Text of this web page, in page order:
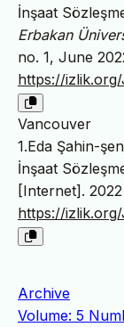
İnşaat
Erbakan
no. 1, June
https://
Vancouver
1.Eda Şahin-
İnşaat
[Internet].
https://
Archive
Volume: 5